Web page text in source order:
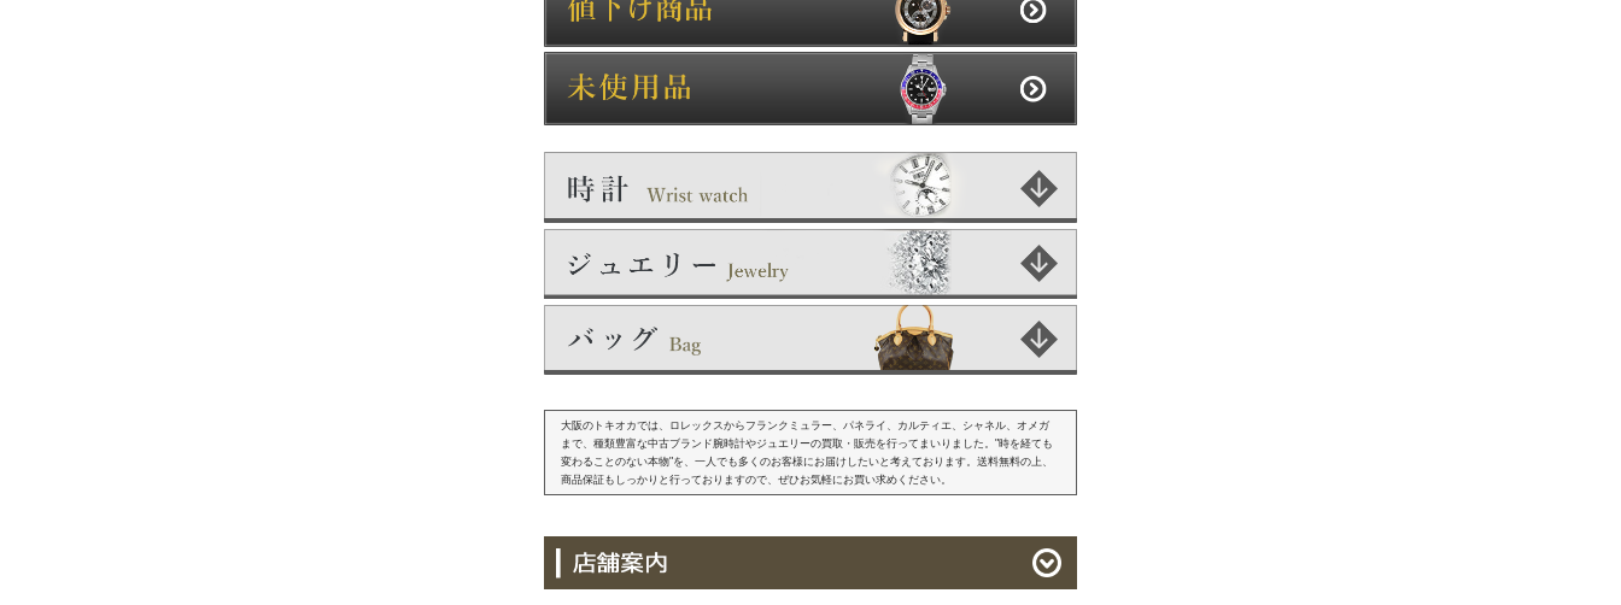
大阪のトキオカでは、ロレックスからフランクミュラー、パネライ、カルティエ、シャネル、オメガ
まで、種類豊富な中古ブランド腕時計やジュエリーの買取・販売を行ってまいりました。"時を経ても
変わることのない本物"を、一人でも多くのお客様にお届けしたいと考えております。送料無料の上、
商品保証もしっかりと行っておりますので、ぜひお気軽にお買い求めください。